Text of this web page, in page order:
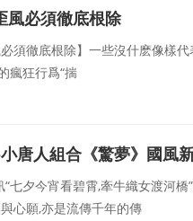
風必須徹底根除
須徹底根除】一些沒什麽像樣
瘋狂行爲“揣
唐人組合《驚夢》國風
七夕今宵看碧霄,牽牛織女渡河
心願,亦是流傳千年的傳